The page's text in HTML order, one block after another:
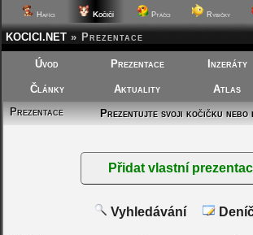
Hafíci Kočičí Ptáčci Rybičky
KOCICI.NET » Prezentace
Úvod Prezentace Inzeráty
Články Aktuality Atlas
Prezentace
Prezentujte svoji kočičku nebo
Vyhledávání